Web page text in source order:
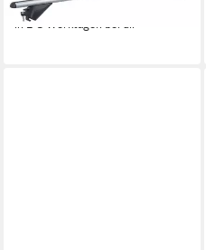
79,99 €
in 2-3 Werktagen bei dir